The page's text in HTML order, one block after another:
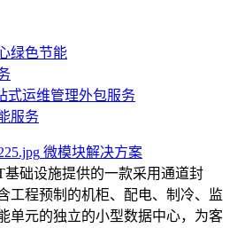
绿色节能
式运维管理外包服务
服务
微模块解决方案
基础设施提供的一款采用通道封
工程预制的机柜、配电、制冷、监
单元的独立的小型数据中心，为客